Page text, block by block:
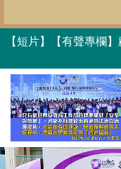
【短片】【有聲專欄